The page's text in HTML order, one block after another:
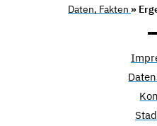
Daten, Fakten »